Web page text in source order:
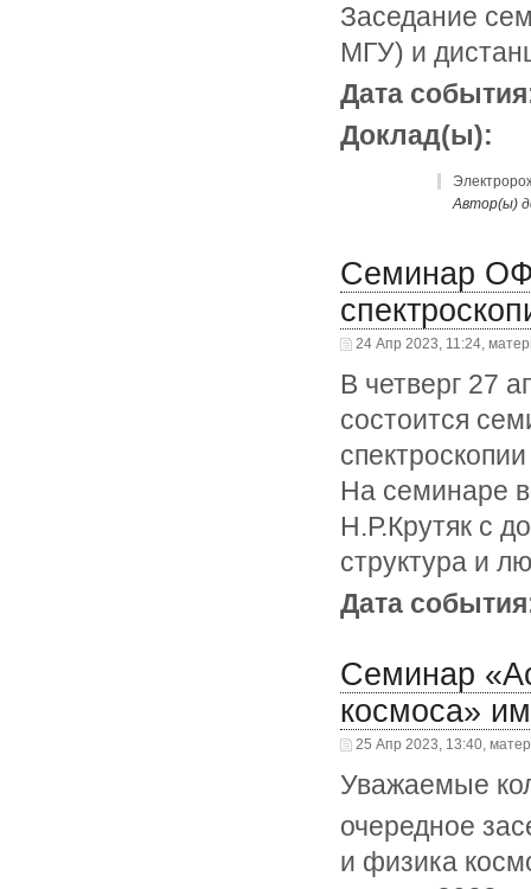
Заседание
МГУ) и
Дата
Доклад(ы):
Автор(ы)
Семинар
24 Апр 2023, 11:24,
В четверг 27
состоится
На семинаре
Н.Р.Крутяк с
структура и
Дата
Семинар
космоса»
25 Апр 2023, 13:40,
Уважаемые
очередное
и физика